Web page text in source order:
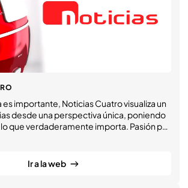
es importante, Noticias Cuatro visualiza un
desde una perspectiva única, poniendo
que verdaderamente importa. Pasión por
mano de Alba Lago, Diego Losada,
Ir a la web